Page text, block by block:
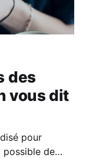
des
vous dit
pour
possible de